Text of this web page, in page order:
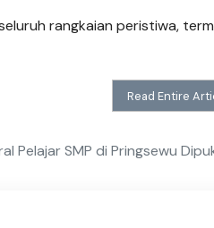
rangkaian peristiwa,
Read Entire
Pelajar SMP di Pringsewu